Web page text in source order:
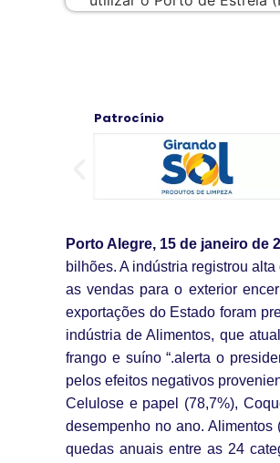
Patrocínio
Porto Alegre, 15 de janeiro de
bilhões. A indústria registrou
as vendas para o exterior
exportações do Estado foram
indústria de Alimentos, que
frango e suíno “.alerta o
pelos efeitos negativos
Celulose e papel (78,7%),
desempenho no ano. Alimentos
quedas anuais entre as 24